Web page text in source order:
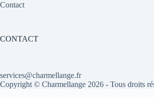
Contact
CONTACT
services@charmellange.fr
Copyright © Charmellange 2026 - Tous droits